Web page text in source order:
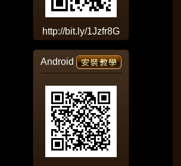
http://bit.ly/1Jzfr8G
Android